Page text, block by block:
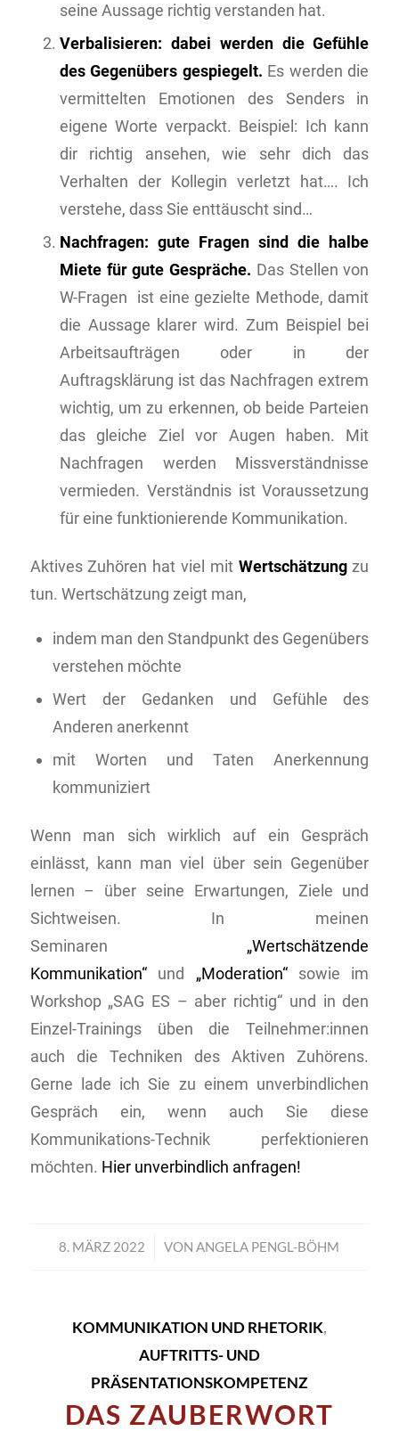
seine Aussage richtig verstanden hat.
Verbalisieren: dabei werden die Gefühle
des Gegenübers gespiegelt. Es werden die
vermittelten Emotionen des Senders in
eigene Worte verpackt. Beispiel: Ich kann
dir richtig ansehen, wie sehr dich das
Verhalten der Kollegin verletzt hat…. Ich
verstehe, dass Sie enttäuscht sind…
Nachfragen: gute Fragen sind die halbe
Miete für gute Gespräche. Das Stellen von
W-Fragen ist eine gezielte Methode, damit
die Aussage klarer wird. Zum Beispiel bei
Arbeitsaufträgen oder in der
Auftragsklärung ist das Nachfragen extrem
wichtig, um zu erkennen, ob beide Parteien
das gleiche Ziel vor Augen haben. Mit
Nachfragen werden Missverständnisse
vermieden. Verständnis ist Voraussetzung
für eine funktionierende Kommunikation.
Aktives Zuhören hat viel mit Wertschätzungzu
tun. Wertschätzung zeigt man,
indem man den Standpunkt des Gegenübers
verstehen möchte
Wert der Gedanken und Gefühle des
Anderen anerkennt
mit Worten und Taten Anerkennung
kommuniziert
Wenn man sich wirklich auf ein Gespräch
einlässt, kann man viel über sein Gegenüber
lernen – über seine Erwartungen, Ziele und
Sichtweisen. In meinen
Seminaren „Wertschätzende
Kommunikation“und „Moderation“sowie im
Workshop „SAG ES – aber richtig“ und in den
Einzel-Trainings üben die Teilnehmer:innen
auch die Techniken des Aktiven Zuhörens.
Gerne lade ich Sie zu einem unverbindlichen
Gespräch ein, wenn auch Sie diese
Kommunikations-Technik perfektionieren
möchten. Hier unverbindlich anfragen!
8. MÄRZ 2022
/ VON ANGELA PENGL-BÖHM
KOMMUNIKATION UND RHETORIK,
AUFTRITTS- UND
PRÄSENTATIONSKOMPETENZ
DAS ZAUBERWORT